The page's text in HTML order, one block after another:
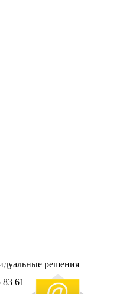
решения
61